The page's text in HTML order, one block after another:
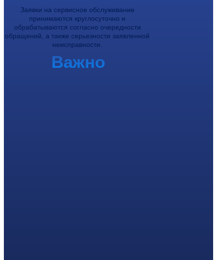
Заявки на сервисное обслуживание
принимаются круглосуточно и
обрабатываются согласно очередности
обращений, а также серьезности заявленной
неисправности.
Важно